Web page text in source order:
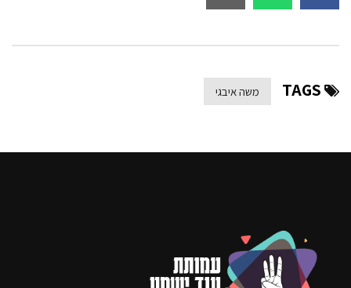
מהדורה מס’ 9
סוף שבוע טוב | עם משה איבגי –
סוף שבוע טוב | עם משה איבגי –
מהדורה מס’ 12
TAGS משה איבגי